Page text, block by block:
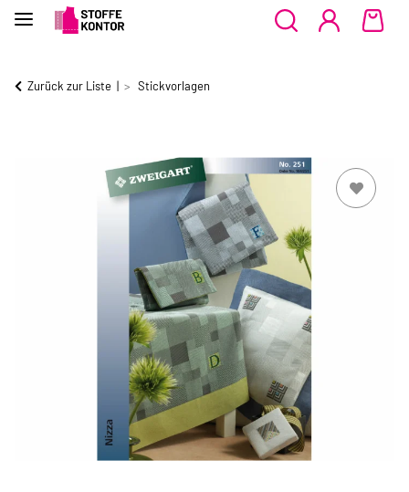
Zurück zur Liste Stickvorlagen